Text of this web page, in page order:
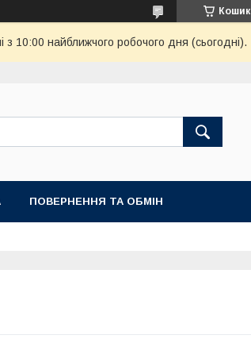
Кошик
10:00 найближчого робочого дня (сьогодні).
ПОВЕРНЕННЯ ТА ОБМІН